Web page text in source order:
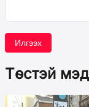
Илгээх
Төстэй